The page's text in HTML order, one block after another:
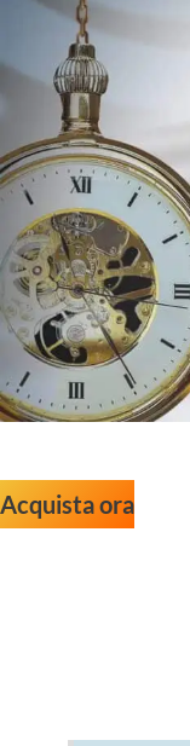
Acquista ora